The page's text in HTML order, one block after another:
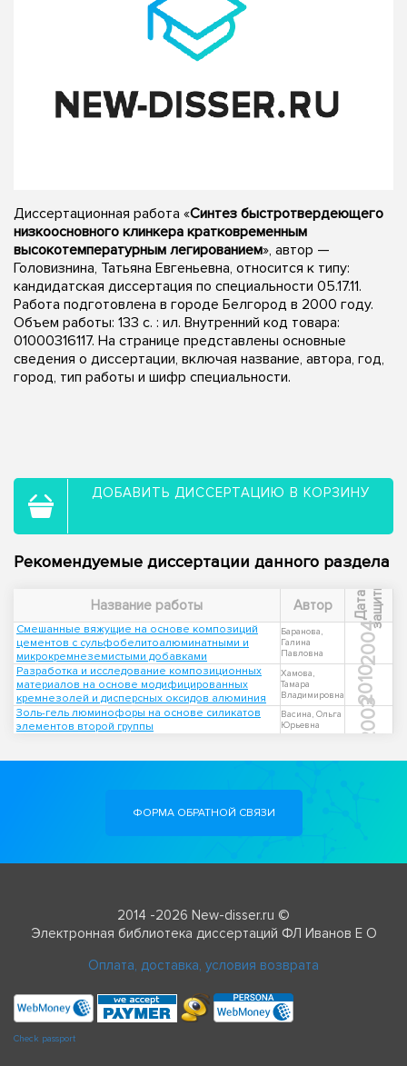
Диссертационная работа «Синтез быстротвердеющего
низкоосновного клинкера кратковременным
высокотемпературным легированием», автор —
Головизнина, Татьяна Евгеньевна, относится к типу:
кандидатская диссертация по специальности 05.17.11.
Работа подготовлена в городе Белгород в 2000 году.
Объем работы: 133 с. : ил. Внутренний код товара:
01000316117. На странице представлены основные
сведения о диссертации, включая название, автора, год,
город, тип работы и шифр специальности.
ДОБАВИТЬ ДИССЕРТАЦИЮ В КОРЗИНУ
Рекомендуемые диссертации данного раздела
Название работы Автор Д
а
т
а
з
а
щ
и
т ы
Смешанные вяжущие на основе композиций
цементов с сульфобелитоалюминатными и
микрокремнеземистыми добавками
Баранова,
Галина
Павловна
2004
Разработка и исследование композиционных
материалов на основе модифицированных
кремнезолей и дисперсных оксидов алюминия
Хамова,
Тамара
Владимировна
2010
Золь-гель люминофоры на основе силикатов
элементов второй группы
Васина, Ольга
Юрьевна
2003
ФОРМА ОБРАТНОЙ СВЯЗИ
2014 -2026 New-disser.ru ©
Электронная библиотека диссертаций ФЛ Иванов Е О
Оплата, доставка, условия возврата
Check passport